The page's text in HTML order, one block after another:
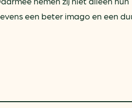
een beter imago en een